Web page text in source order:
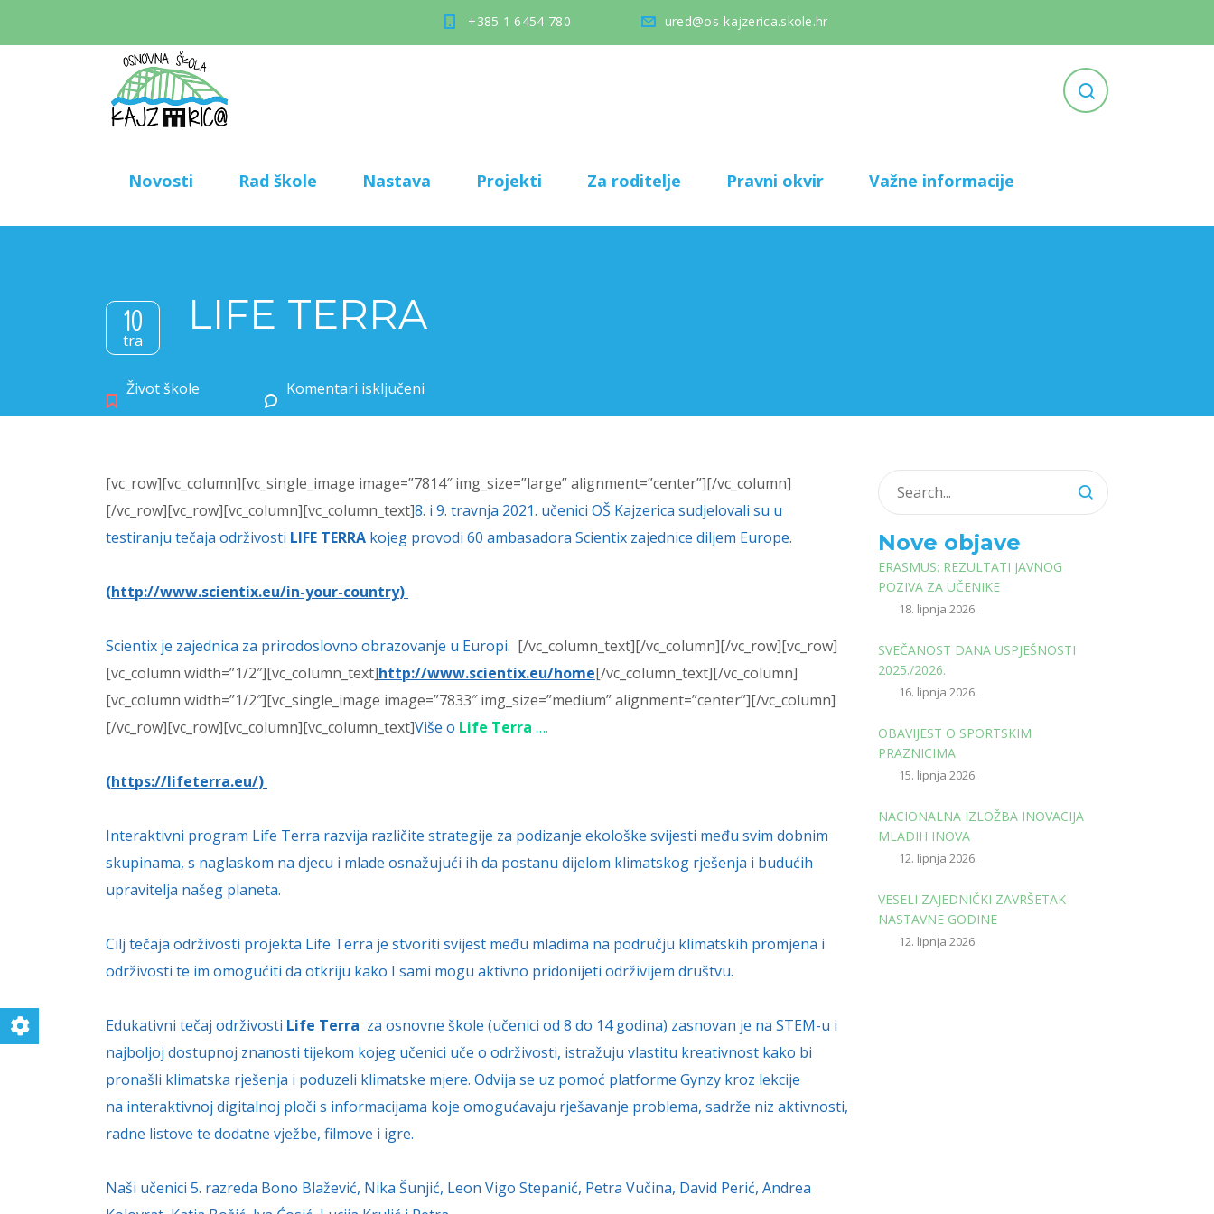
+385 1 6454 780 ured@os-kajzerica.skole.hr
Novosti Rad škole Nastava Projekti Za roditelje Pravni okvir Važne informacije
10
tra
LIFE TERRA
Život škole Komentari isključeni
[vc_row][vc_column][vc_single_image image=”7814″ img_size=”large” alignment=”center”][/vc_column]
[/vc_row][vc_row][vc_column][vc_column_text]8. i 9. travnja 2021. učenici OŠ Kajzerica sudjelovali su u
testiranju tečaja održivosti LIFE TERRA kojeg provodi 60 ambasadora Scientix zajednice diljem Europe.
(http://www.scientix.eu/in-your-country)
Scientix je zajednica za prirodoslovno obrazovanje u Europi. [/vc_column_text][/vc_column][/vc_row][vc_row]
[vc_column width=”1/2″][vc_column_text]http://www.scientix.eu/home[/vc_column_text][/vc_column]
[vc_column width=”1/2″][vc_single_image image=”7833″ img_size=”medium” alignment=”center”][/vc_column]
[/vc_row][vc_row][vc_column][vc_column_text]Više o Life Terra ….
(https://lifeterra.eu/)
Interaktivni program Life Terra razvija različite strategije za podizanje ekološke svijesti među svim dobnim
skupinama, s naglaskom na djecu i mlade osnažujući ih da postanu dijelom klimatskog rješenja i budućih
upravitelja našeg planeta.
Cilj tečaja održivosti projekta Life Terra je stvoriti svijest među mladima na području klimatskih promjena i
održivosti te im omogućiti da otkriju kako I sami mogu aktivno pridonijeti održivijem društvu.
Edukativni tečaj održivosti Life Terra za osnovne škole (učenici od 8 do 14 godina) zasnovan je na STEM-u i
najboljoj dostupnoj znanosti tijekom kojeg učenici uče o održivosti, istražuju vlastitu kreativnost kako bi
pronašli klimatska rješenja i poduzeli klimatske mjere. Odvija se uz pomoć platforme Gynzy kroz lekcije
na interaktivnoj digitalnoj ploči s informacijama koje omogućavaju rješavanje problema, sadrže niz aktivnosti,
radne listove te dodatne vježbe, filmove i igre.
Naši učenici 5. razreda Bono Blažević, Nika Šunjić, Leon Vigo Stepanić, Petra Vučina, David Perić, Andrea
Nove objave
ERASMUS: REZULTATI JAVNOG
POZIVA ZA UČENIKE
18. lipnja 2026.
SVEČANOST DANA USPJEŠNOSTI
2025./2026.
16. lipnja 2026.
OBAVIJEST O SPORTSKIM
PRAZNICIMA
15. lipnja 2026.
NACIONALNA IZLOŽBA INOVACIJA
MLADIH INOVA
12. lipnja 2026.
VESELI ZAJEDNIČKI ZAVRŠETAK
NASTAVNE GODINE
12. lipnja 2026.